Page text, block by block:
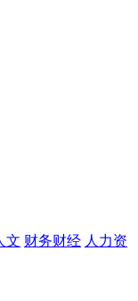
文 财务财经 人力资